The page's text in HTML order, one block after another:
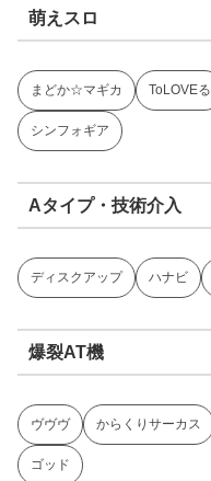
萌えスロ
まどか☆マギカ ToLOVEる
シンフォギア
Aタイプ・技術介入
ディスクアップ ハナビ
爆裂AT機
ヴヴヴ からくりサーカス
ゴッド